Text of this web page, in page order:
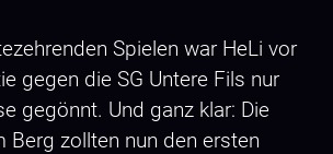
Spielen war HeLi vor
gegen die SG Untere Fils nur
gegönnt. Und ganz klar: Die
Berg zollten nun den ersten